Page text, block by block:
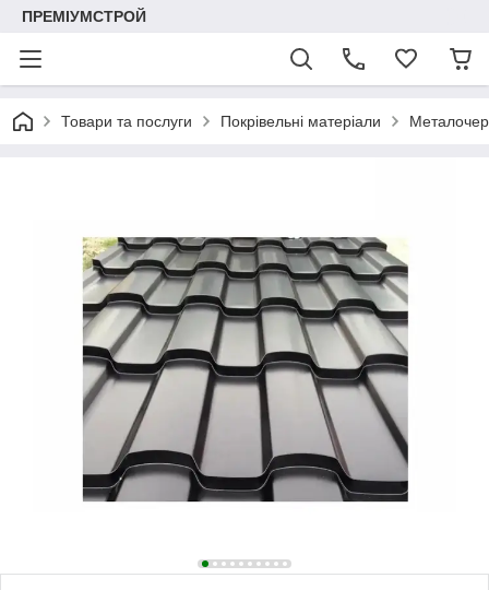
ПРЕМІУМСТРОЙ
Товари та послуги Покрівельні матеріали